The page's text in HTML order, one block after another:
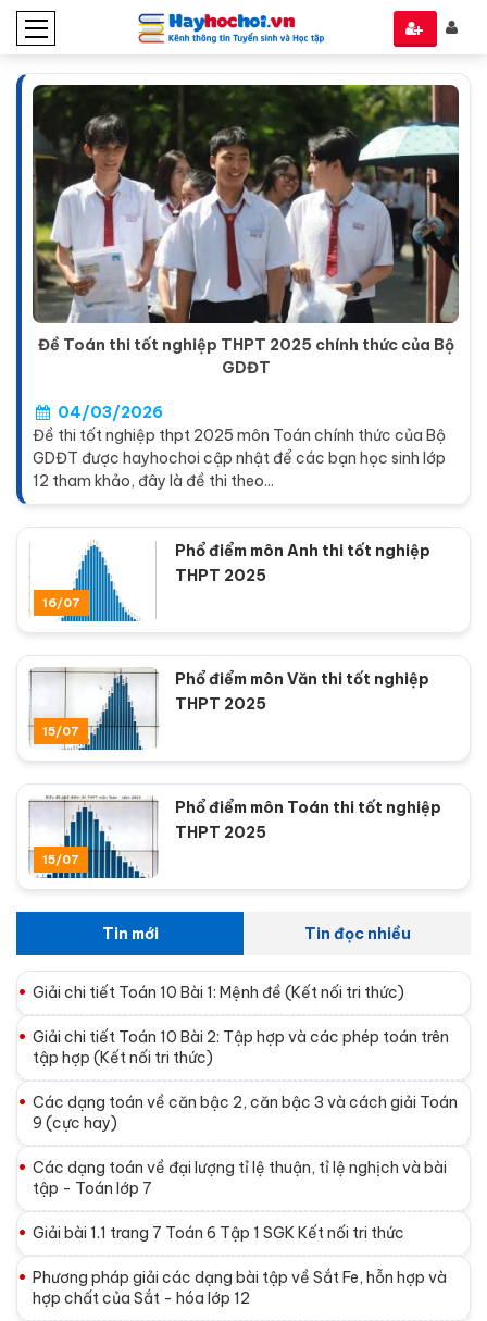
Đề Toán thi tốt nghiệp THPT 2025 chính thức của Bộ
GDĐT
04/03/2026
Đề thi tốt nghiệp thpt 2025 môn Toán chính thức của Bộ
GDĐT được hayhochoi cập nhật để các bạn học sinh lớp
12 tham khảo, đây là đề thi theo...
16/07
Phổ điểm môn Anh thi tốt nghiệp
THPT 2025
15/07
Phổ điểm môn Văn thi tốt nghiệp
THPT 2025
15/07
Phổ điểm môn Toán thi tốt nghiệp
THPT 2025
Tin mới Tin đọc nhiều
Giải chi tiết Toán 10 Bài 1: Mệnh đề (Kết nối tri thức)
Giải chi tiết Toán 10 Bài 2: Tập hợp và các phép toán trên
tập hợp (Kết nối tri thức)
Các dạng toán về căn bậc 2, căn bậc 3 và cách giải Toán
9 (cực hay)
Các dạng toán về đại lượng tỉ lệ thuận, tỉ lệ nghịch và bài
tập - Toán lớp 7
Giải bài 1.1 trang 7 Toán 6 Tập 1 SGK Kết nối tri thức
Phương pháp giải các dạng bài tập về Sắt Fe, hỗn hợp và
hợp chất của Sắt - hóa lớp 12